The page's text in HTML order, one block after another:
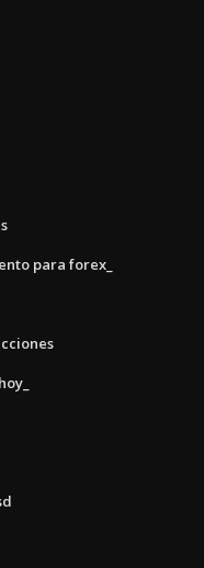
para forex_